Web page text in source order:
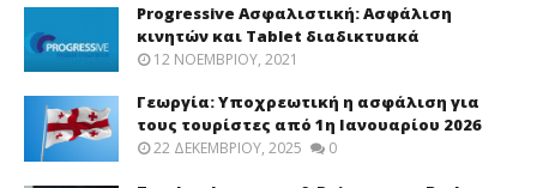
Progressive Ασφαλιστική: Ασφάλιση
κινητών και Tablet διαδικτυακά
12 ΝΟΕΜΒΡΊΟΥ, 2021
Γεωργία: Υποχρεωτική η ασφάλιση για
τους τουρίστες από 1η Ιανουαρίου 2026
22 ΔΕΚΕΜΒΡΊΟΥ, 2025 0